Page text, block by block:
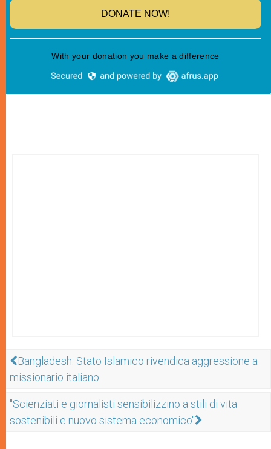
Bangladesh: Stato Islamico rivendica aggressione a
missionario italiano
"Scienziati e giornalisti sensibilizzino a stili di vita
sostenibili e nuovo sistema economico"